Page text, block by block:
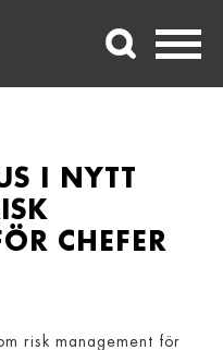
I NYTT
CHEFER
risk management för